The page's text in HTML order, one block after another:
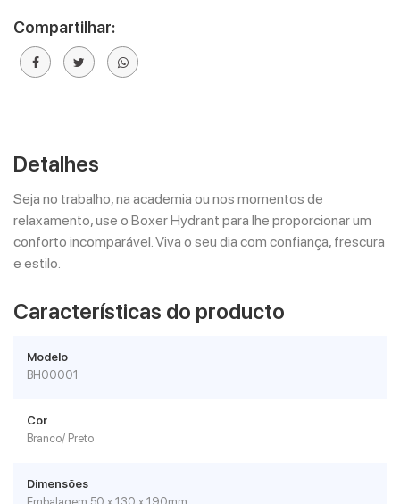
Compartilhar:
Detalhes
Seja no trabalho, na academia ou nos momentos de
relaxamento, use o Boxer Hydrant para lhe proporcionar um
conforto incomparável. Viva o seu dia com confiança, frescura
e estilo.
Características do producto
Modelo
BH00001
Cor
Branco/ Preto
Dimensões